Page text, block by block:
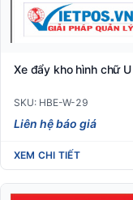
Xe đẩy kho hình chữ U
SKU: HBE-W-29
Liên hệ báo giá
XEM CHI TIẾT